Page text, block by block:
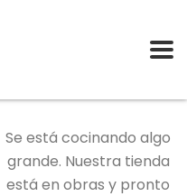
Se está cocinando algo
grande. Nuestra tienda
está en obras y pronto